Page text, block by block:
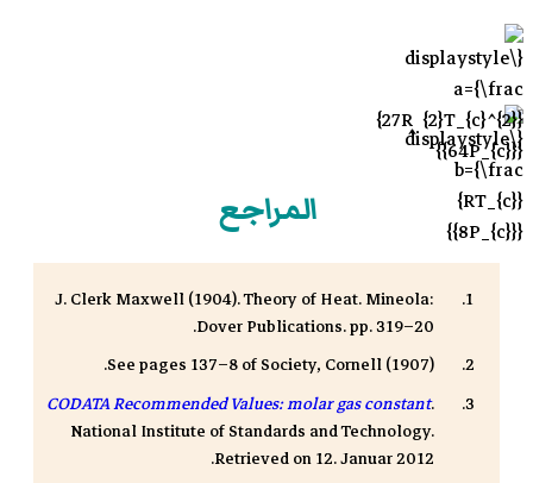
المراجع
J. Clerk Maxwell (1904). Theory of Heat. Mineola:
Dover Publications. pp. 319–20.
See pages 137–8 of Society, Cornell (1907).
CODATA Recommended Values: molar gas constant.
National Institute of Standards and Technology.
Retrieved on12. Januar 2012
.